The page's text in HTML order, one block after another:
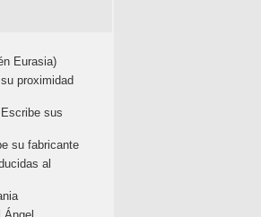
Eurasia)
proximidad
sus
su fabricante
al